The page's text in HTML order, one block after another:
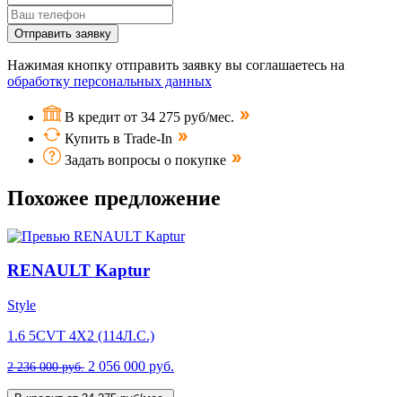
Отправить заявку
Нажимая кнопку отправить заявку вы соглашаетесь на
обработку персональных данных
В кредит от 34 275 руб/мес.
Купить в Trade-In
Задать вопросы о покупке
Похожее предложение
RENAULT Kaptur
Style
1.6 5CVT 4X2 (114Л.С.)
2 236 000 руб. 2 056 000 руб.